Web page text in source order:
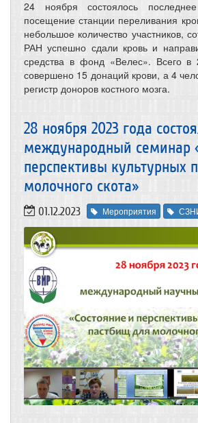
24 ноября состоялось
посещение станции переливания
небольшое количество участников,
РАН успешно сдали кровь и
средства в фонд «Велес». Всего в
совершено 15 донаций крови, а 4
регистр доноров костного мозга.
28 ноября 2023 года
международный семинар
перспективы культурных
молочного скота»
01.12.2023 Мероприятия